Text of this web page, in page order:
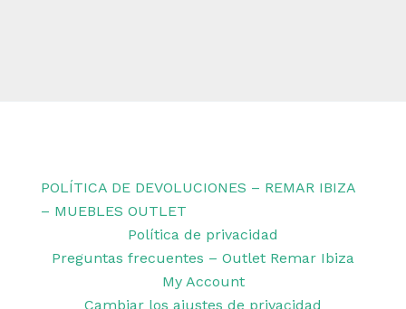
POLÍTICA DE DEVOLUCIONES – REMAR IBIZA
– MUEBLES OUTLET
Política de privacidad
Preguntas frecuentes – Outlet Remar Ibiza
My Account
Cambiar los ajustes de privacidad